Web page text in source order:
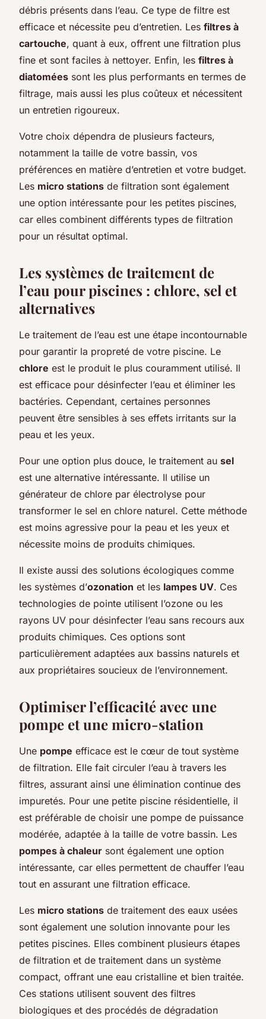
débris présents dans l’eau. Ce type de filtre est
efficace et nécessite peu d’entretien. Les filtres à
cartouche, quant à eux, offrent une filtration plus
fine et sont faciles à nettoyer. Enfin, les filtres à
diatomées sont les plus performants en termes de
filtrage, mais aussi les plus coûteux et nécessitent
un entretien rigoureux.
Votre choix dépendra de plusieurs facteurs,
notamment la taille de votre bassin, vos
préférences en matière d’entretien et votre budget.
Les micro stations de filtration sont également
une option intéressante pour les petites piscines,
car elles combinent différents types de filtration
pour un résultat optimal.
Les systèmes de traitement de
l’eau pour piscines : chlore, sel et
alternatives
Le traitement de l’eau est une étape incontournable
pour garantir la propreté de votre piscine. Le
chlore est le produit le plus couramment utilisé. Il
est efficace pour désinfecter l’eau et éliminer les
bactéries. Cependant, certaines personnes
peuvent être sensibles à ses effets irritants sur la
peau et les yeux.
Pour une option plus douce, le traitement au sel
est une alternative intéressante. Il utilise un
générateur de chlore par électrolyse pour
transformer le sel en chlore naturel. Cette méthode
est moins agressive pour la peau et les yeux et
nécessite moins de produits chimiques.
Il existe aussi des solutions écologiques comme
les systèmes d’ozonation et les lampes UV. Ces
technologies de pointe utilisent l’ozone ou les
rayons UV pour désinfecter l’eau sans recours aux
produits chimiques. Ces options sont
particulièrement adaptées aux bassins naturels et
aux propriétaires soucieux de l’environnement.
Optimiser l’efficacité avec une
pompe et une micro-station
Une pompe efficace est le cœur de tout système
de filtration. Elle fait circuler l’eau à travers les
filtres, assurant ainsi une élimination continue des
impuretés. Pour une petite piscine résidentielle, il
est préférable de choisir une pompe de puissance
modérée, adaptée à la taille de votre bassin. Les
pompes à chaleur sont également une option
intéressante, car elles permettent de chauffer l’eau
tout en assurant une filtration efficace.
Les micro stations de traitement des eaux usées
sont également une solution innovante pour les
petites piscines. Elles combinent plusieurs étapes
de filtration et de traitement dans un système
compact, offrant une eau cristalline et bien traitée.
Ces stations utilisent souvent des filtres
biologiques et des procédés de dégradation